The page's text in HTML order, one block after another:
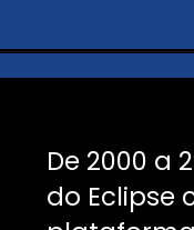
De 2000 a
do Eclipse